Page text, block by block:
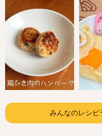
みんなのレシピ